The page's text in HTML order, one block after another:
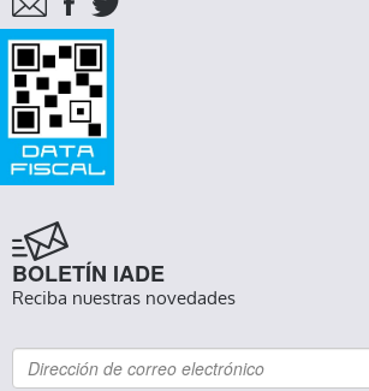
BOLETÍN IADE
Reciba nuestras novedades